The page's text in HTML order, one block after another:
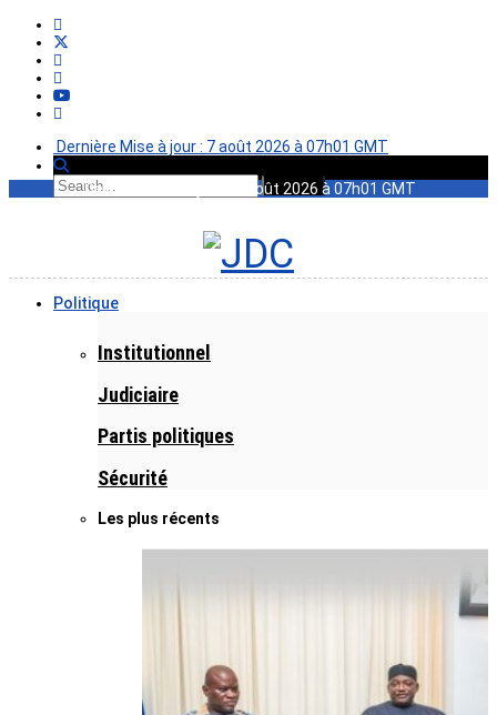
Dernière Mise à jour : 7 août 2026 à 07h01 GMT
Dernière Mise à jour : 7 août 2026 à 07h01 GMT
Politique
Institutionnel
Judiciaire
Partis politiques
Sécurité
Les plus récents